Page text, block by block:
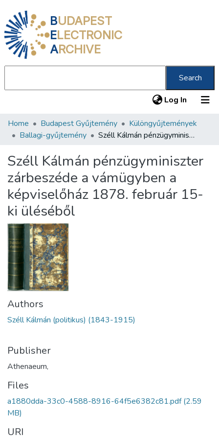
BUDAPEST
ELECTRONIC
ARCHIVE
Search
Log In (current)
Communities & Collections
Statistics
About us
Home Budapest Gyűjtemény
Különgyűjtemények
Ballagi-gyűjtemény
Széll Kálmán pénzügyminiszter zárbeszéde a vámügyben a képviselőház 1878. február 15-ki üléséből
Széll Kálmán pénzügyminiszter
zárbeszéde a vámügyben a
képviselőház 1878. február 15-
ki üléséből
Authors
Széll Kálmán (politikus) (1843-1915)
Publisher
Athenaeum,
Files
a1880dda-33c0-4588-8916-64f5e6382c81.pdf(2.59
MB)
URI